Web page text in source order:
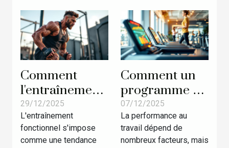
Comment
l'entraînement
fonctionnel
révolutionne
les
29/12/2025
L'entraînement
fonctionnel s'impose
comme une tendance
Comment un
programme de
course
personnalisé
améliore-t-il la
07/12/2025
La performance au
travail dépend de
nombreux facteurs, mais